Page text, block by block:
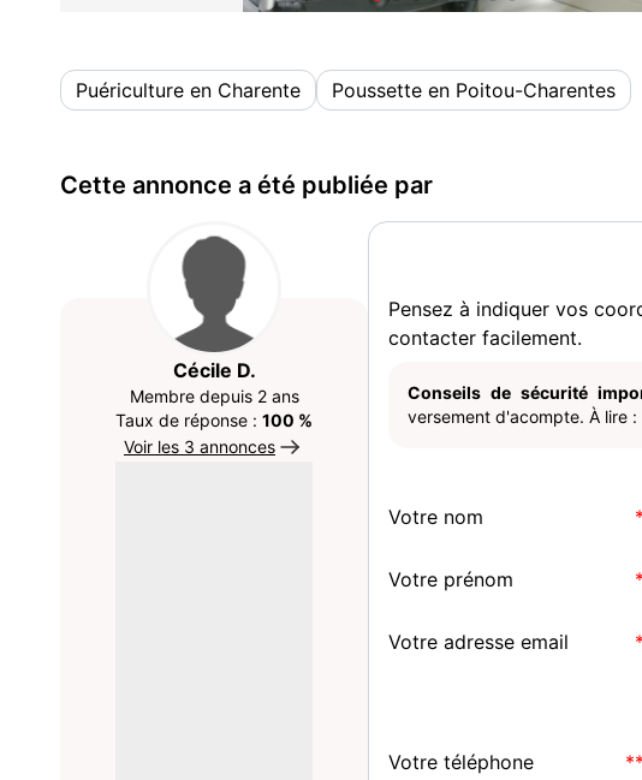
Puériculture en Charente Poussette en Poitou-Charentes
Cette annonce a été publiée par
Cécile D.
Membre depuis 2 ans
Taux de réponse : 100 %
Voir les 3 annonces
Pensez à indiquer vos
contacter facilement.
Conseils de sécurité
versement d'acompte. À lire :
Votre nom
Votre prénom
Votre adresse email
Votre téléphone